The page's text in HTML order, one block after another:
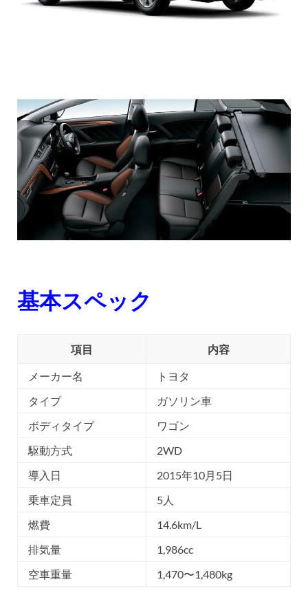
基本スペック
項目 内容
メーカー名
トヨタ
タイプ
ガソリン車
ボディタイプ
ワゴン
駆動方式
2WD
導入日
2015年10月5日
乗車定員
5人
燃費
14.6km/L
排気量
1,986cc
空車重量
1,470〜1,480kg